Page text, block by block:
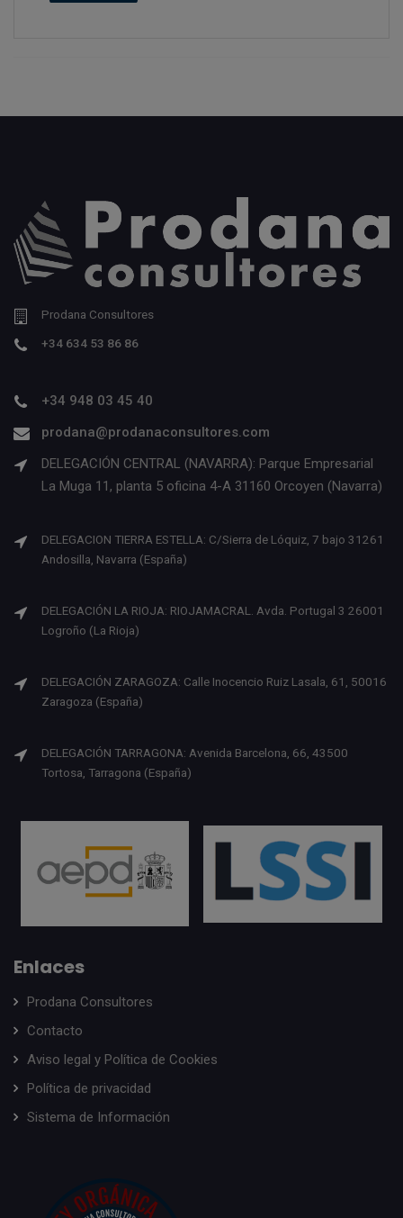
Prodana Consultores
+34 634 53 86 86
+34 948 03 45 40
prodana@prodanaconsultores.com
DELEGACIÓN CENTRAL (NAVARRA): Parque Empresarial
La Muga 11, planta 5 oficina 4-A 31160 Orcoyen (Navarra)
DELEGACION TIERRA ESTELLA: C/Sierra de Lóquiz, 7 bajo 31261
Andosilla, Navarra (España)
DELEGACIÓN LA RIOJA: RIOJAMACRAL. Avda. Portugal 3 26001
Logroño (La Rioja)
DELEGACIÓN ZARAGOZA: Calle Inocencio Ruiz Lasala, 61, 50016
Zaragoza (España)
DELEGACIÓN TARRAGONA: Avenida Barcelona, 66, 43500
Tortosa, Tarragona (España)
Enlaces
Prodana Consultores
Contacto
Aviso legal y Política de Cookies
Política de privacidad
Sistema de Información